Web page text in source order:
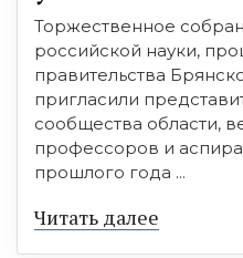
Торжественное
российской науки,
правительства
пригласили
сообщества области,
профессоров и
прошлого года ...
Читать далее